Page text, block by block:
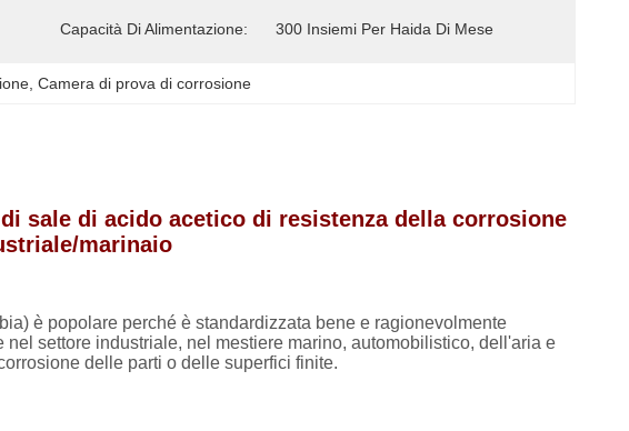
Capacità Di Alimentazione: 300 Insiemi Per Haida Di Mese
, Camera di prova di corrosione
sale di acido acetico di resistenza della corrosione
marinaio
è popolare perché è standardizzata bene e ragionevolmente
settore industriale, nel mestiere marino, automobilistico, dell'aria e
delle parti o delle superfici finite.